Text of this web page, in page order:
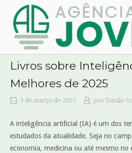
content
Home
Livros sobre
Melhores de 2025
3 de março de 2025 por Danilo
A inteligência artificial (IA) é um dos
estudados da atualidade. Seja no
economia, medicina ou até mesmo no